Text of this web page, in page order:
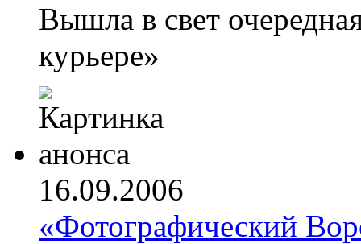
Вышла в свет
курьере»
16.09.2006
«Фотографический